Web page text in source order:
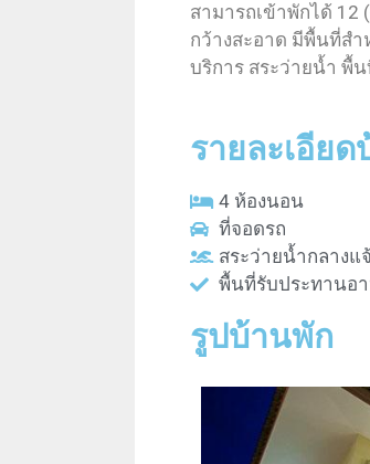
สามารถเข้าพักได้ 12
กว้างสะอาด มีพื้นที่ส
บริการ สระว่ายน้ำ พื้
รายละเอีย
4 ห้องนอน
ที่จอดรถ
สระว่ายน้ำกลางแ
พื้นที่รับประทานอ
รูปบ้านพัก